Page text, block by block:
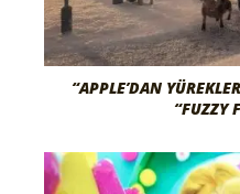
“APPLE’DAN
“FUZZY